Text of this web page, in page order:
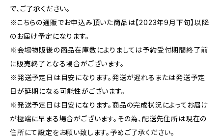
で、ご了承ください。
※こちらの通販でお申込み頂いた商品は【2023年9月下旬】以降
のお届け予定になります。
※会場物販後の商品在庫数によりましては予約受付期間終了前
に販売終了となる場合がございます。
※発送予定日は目安になります。発送が遅れるまたは発送予定
日が延期になる可能性がございます。
※発送予定日は目安になります。商品の完成状況によってお届け
が極端に早まる場合がございます。その為、配送先住所は現在の
住所にて設定をお願い致します。予めご了承ください。